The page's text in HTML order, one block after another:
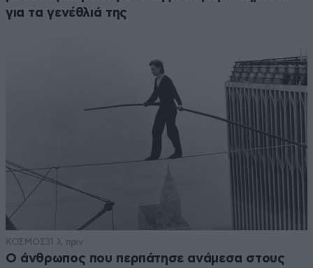
για τα γενέθλιά της
ΚΟΣΜΟΣ31 λ. πριν
Ο άνθρωπος που περπάτησε ανάμεσα στους